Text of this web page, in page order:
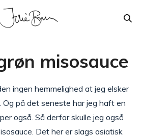
misosauce
ingen hemmelighed at jeg elsker
. Og på det seneste har jeg haft en
også. Så derfor skulle jeg også
Det her er slags asiatisk